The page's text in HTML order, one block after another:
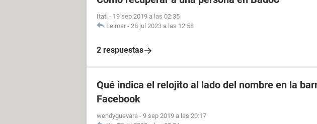
Itati - 19 sep 2019 a las 02:35
Leimar - 28 jul 2023 a las 12:58
2 respuestas
Qué indica el relojito al lado del nombre en la
Facebook
wendyguevara - 9 sep 2019 a las 20:17